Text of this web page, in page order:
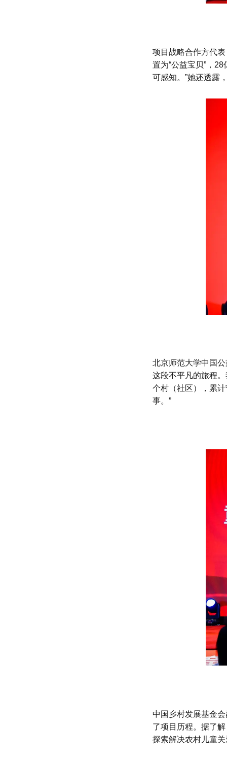
项目战略合作方代
置为“公益宝贝”，
可感知。”她还透露
北京师范大学中国
这段不平凡的旅程
个村（社区），累
事。”
中国乡村发展基金
了项目历程。据了
探索解决农村儿童